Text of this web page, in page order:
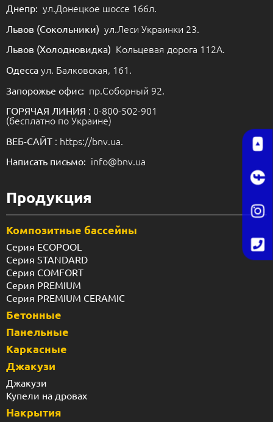
Днепр: ул.Донецкое шоссе 166л.
Львов (Сокольники) ул.Леси Украинки 23.
Львов (Холодновидка) Кольцевая дорога 112А.
Одесса ул. Балковская, 161.
Запорожье офис: пр.Соборный 92.
ГОРЯЧАЯ ЛИНИЯ : 0-800-502-901
(бесплатно по Украине)
ВЕБ-САЙТ : https://bnv.ua.
Написать письмо: info@bnv.ua
Продукция
Композитные бассейны
Серия ECOPOOL
Серия STANDARD
Серия COMFORT
Серия PREMIUM
Серия PREMIUM CERAMIC
Бетонные
Панельные
Каркасные
Джакузи
Джакузи
Купели на дровах
Накрытия